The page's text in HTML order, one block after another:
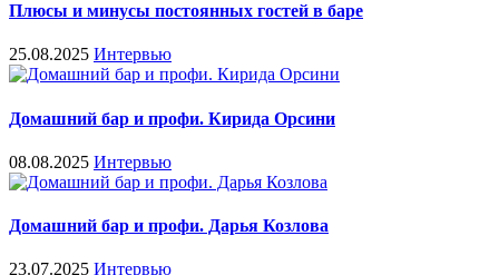
Плюсы и минусы постоянных гостей в баре
25.08.2025 Интервью
Домашний бар и профи. Кирида Орсини
08.08.2025 Интервью
Домашний бар и профи. Дарья Козлова
23.07.2025 Интервью